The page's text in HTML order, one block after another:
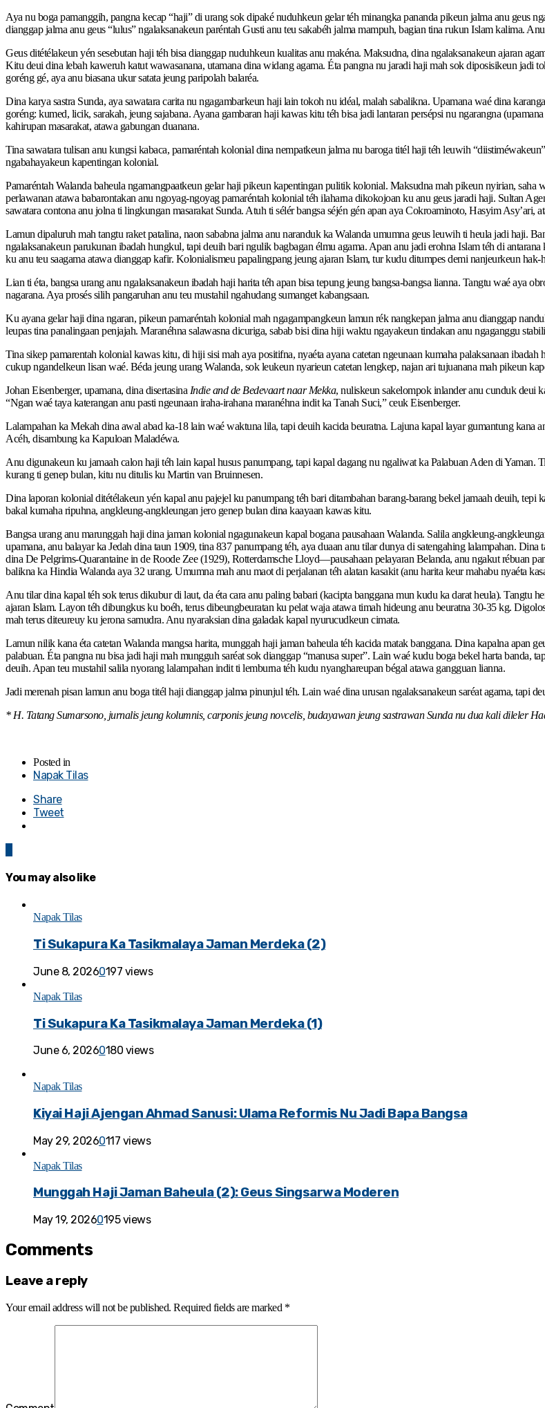
Aya nu boga pamanggih, pangna kecap “haji” di urang sok dipaké nuduhkeun gelar téh minangka pananda pikeun jalma anu geus
dianggap jalma anu geus “lulus” ngalaksanakeun paréntah Gusti anu teu sakabéh jalma mampuh, bagian tina rukun Islam kalima.
Geus ditétélakeun yén sesebutan haji téh bisa dianggap nuduhkeun kualitas anu makéna. Maksudna, dina ngalaksanakeun ajaran
Kitu deui dina lebah kaweruh katut wawasanana, utamana dina widang agama. Éta pangna nu jaradi haji mah sok diposisikeun
goréng gé, aya anu biasana ukur satata jeung paripolah balaréa.
Dina karya sastra Sunda, aya sawatara carita nu ngagambarkeun haji lain tokoh nu idéal, malah sabalikna. Upamana waé dina
goréng: kumed, licik, sarakah, jeung sajabana. Ayana gambaran haji kawas kitu téh bisa jadi lantaran persépsi nu ngarangna
kahirupan masarakat, atawa gabungan duanana.
Tina sawatara tulisan anu kungsi kabaca, pamaréntah kolonial dina nempatkeun jalma nu baroga titél haji téh leuwih
ngabahayakeun kapentingan kolonial.
Pamaréntah Walanda baheula ngamangpaatkeun gelar haji pikeun kapentingan pulitik kolonial. Maksudna mah pikeun nyirian,
perlawanan atawa babarontakan anu ngoyag-ngoyag pamaréntah kolonial téh ilaharna dikokojoan ku anu geus jaradi haji. Sultan
sawatara contona anu jolna ti lingkungan masarakat Sunda. Atuh ti sélér bangsa séjén gén apan aya Cokroaminoto, Hasyim Asy’ari,
Lamun dipaluruh mah tangtu raket patalina, naon sababna jalma anu naranduk ka Walanda umumna geus leuwih ti heula jadi haji.
ngalaksanakeun parukunan ibadah hungkul, tapi deuih bari ngulik bagbagan élmu agama. Apan anu jadi erohna Islam téh di
ku anu teu saagama atawa dianggap kafir. Kolonialismeu papalingpang jeung ajaran Islam, tur kudu ditumpes demi nanjeurkeun
Lian ti éta, bangsa urang anu ngalaksanakeun ibadah haji harita téh apan bisa tepung jeung bangsa-bangsa lianna. Tangtu waé aya
nagarana. Aya prosés silih pangaruhan anu teu mustahil ngahudang sumanget kabangsaan.
Ku ayana gelar haji dina ngaran, pikeun pamaréntah kolonial mah ngagampangkeun lamun rék nangkepan jalma anu dianggap
leupas tina panalingaan penjajah. Maranéhna salawasna dicuriga, sabab bisi dina hiji waktu ngayakeun tindakan anu ngaganggu
Tina sikep pamarentah kolonial kawas kitu, di hiji sisi mah aya positifna, nyaéta ayana catetan ngeunaan kumaha palaksanaan
cukup ngandelkeun lisan waé. Béda jeung urang Walanda, sok leukeun nyarieun catetan lengkep, najan ari tujuanana mah pikeun
Johan Eisenberger, upamana, dina disertasina Indie and de Bedevaart naar Mekka, nuliskeun sakelompok inlander anu cunduk deui
“Ngan waé taya katerangan anu pasti ngeunaan iraha-irahana maranéhna indit ka Tanah Suci,” ceuk Eisenberger.
Lalampahan ka Mekah dina awal abad ka-18 lain waé waktuna lila, tapi deuih kacida beuratna. Lajuna kapal layar gumantung kana
Acéh, disambung ka Kapuloan Maladéwa.
Anu digunakeun ku jamaah calon haji téh lain kapal husus panumpang, tapi kapal dagang nu ngaliwat ka Palabuan Aden di Yaman.
kurang ti genep bulan, kitu nu ditulis ku Martin van Bruinnesen.
Dina laporan kolonial ditétélakeun yén kapal anu pajejel ku panumpang téh bari ditambahan barang-barang bekel jamaah deuih, tepi
bakal kumaha ripuhna, angkleung-angkleungan jero genep bulan dina kaayaan kawas kitu.
Bangsa urang anu marunggah haji dina jaman kolonial ngagunakeun kapal bogana pausahaan Walanda. Salila angkleung-
upamana, anu balayar ka Jedah dina taun 1909, tina 837 panumpang téh, aya duaan anu tilar dunya di satengahing lalampahan.
dina De Pelgrims-Quarantaine in de Roode Zee (1929), Rotterdamsche Lloyd—pausahaan pelayaran Belanda, anu ngakut rébuan
balikna ka Hindia Walanda aya 32 urang. Umumna mah anu maot di perjalanan téh alatan kasakit (anu harita keur mahabu nyaéta
Anu tilar dina kapal téh sok terus dikubur di laut, da éta cara anu paling babari (kacipta banggana mun kudu ka darat heula). Tangtu
ajaran Islam. Layon téh dibungkus ku boéh, terus dibeungbeuratan ku pelat waja atawa timah hideung anu beuratna 30-35 kg.
mah terus diteureuy ku jerona samudra. Anu nyaraksian dina galadak kapal nyurucudkeun cimata.
Lamun nilik kana éta catetan Walanda mangsa harita, munggah haji jaman baheula téh kacida matak banggana. Dina kapalna apan
palabuan. Éta pangna nu bisa jadi haji mah mungguh saréat sok dianggap “manusa super”. Lain waé kudu boga bekel harta
deuih. Apan teu mustahil salila nyorang lalampahan indit ti lemburna téh kudu nyanghareupan bégal atawa gangguan lianna.
Jadi merenah pisan lamun anu boga titél haji dianggap jalma pinunjul téh. Lain waé dina urusan ngalaksanakeun saréat agama, tapi
* H. Tatang Sumarsono, jurnalis jeung kolumnis, carponis jeung novcelis, budayawan jeung sastrawan Sunda nu dua kali dileler
Posted in
Napak Tilas
Share
Tweet
You may also like
Napak Tilas
Ti Sukapura Ka Tasikmalaya Jaman Merdeka (2)
June 8, 20260197 views
Napak Tilas
Ti Sukapura Ka Tasikmalaya Jaman Merdeka (1)
June 6, 20260180 views
Napak Tilas
Kiyai Haji Ajengan Ahmad Sanusi: Ulama Reformis Nu Jadi Bapa Bangsa
May 29, 20260117 views
Napak Tilas
Munggah Haji Jaman Baheula (2): Geus Singsarwa Moderen
May 19, 20260195 views
Comments
Leave a reply
Your email address will not be published. Required fields are marked *